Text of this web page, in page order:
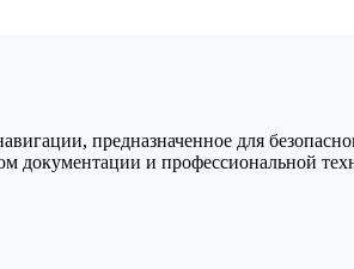
предназначенное для
документации и профессиональной